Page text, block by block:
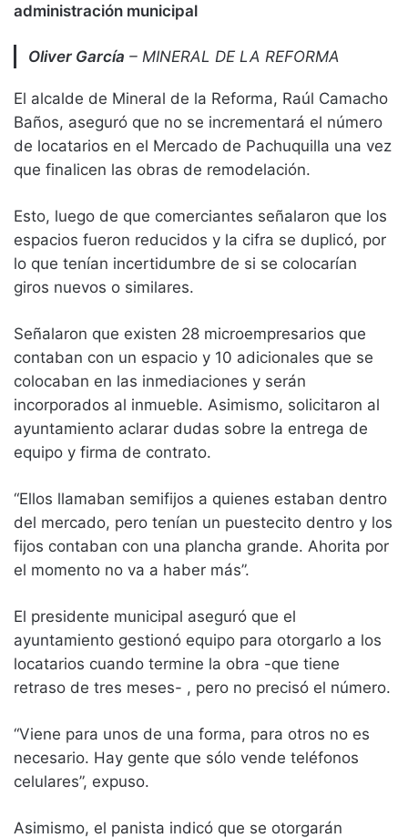
administración municipal
Oliver García – MINERAL DE LA REFORMA
El alcalde de Mineral de la Reforma, Raúl Camacho
Baños, aseguró que no se incrementará el número
de locatarios en el Mercado de Pachuquilla una vez
que finalicen las obras de remodelación.
Esto, luego de que comerciantes señalaron que los
espacios fueron reducidos y la cifra se duplicó, por
lo que tenían incertidumbre de si se colocarían
giros nuevos o similares.
Señalaron que existen 28 microempresarios que
contaban con un espacio y 10 adicionales que se
colocaban en las inmediaciones y serán
incorporados al inmueble. Asimismo, solicitaron al
ayuntamiento aclarar dudas sobre la entrega de
equipo y firma de contrato.
“Ellos llamaban semifijos a quienes estaban dentro
del mercado, pero tenían un puestecito dentro y los
fijos contaban con una plancha grande. Ahorita por
el momento no va a haber más”.
El presidente municipal aseguró que el
ayuntamiento gestionó equipo para otorgarlo a los
locatarios cuando termine la obra -que tiene
retraso de tres meses- , pero no precisó el número.
“Viene para unos de una forma, para otros no es
necesario. Hay gente que sólo vende teléfonos
celulares”, expuso.
Asimismo, el panista indicó que se otorgarán